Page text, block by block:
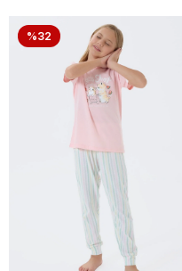
%32